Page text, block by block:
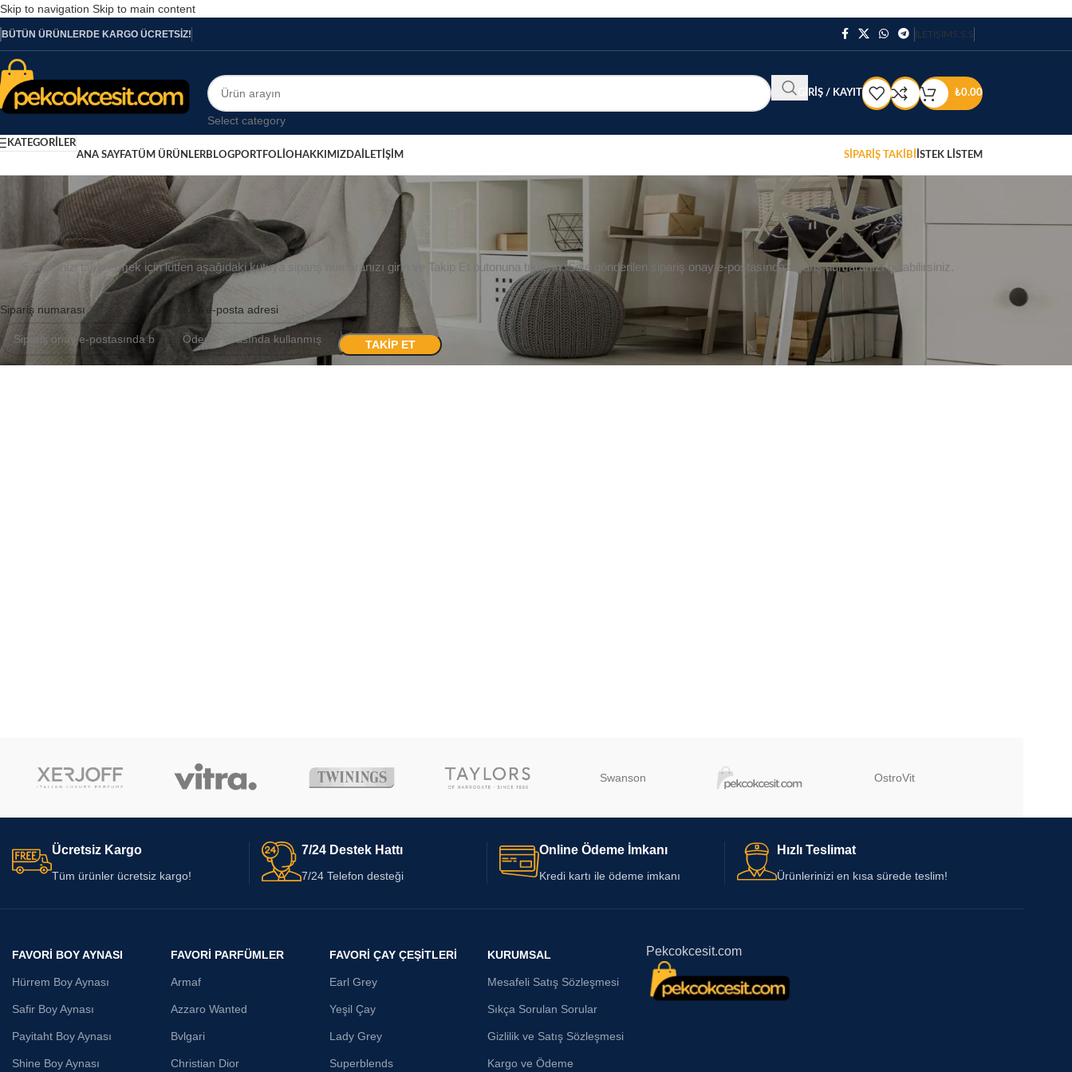
Skip to navigation Skip to main content
BÜTÜN ÜRÜNLERDE KARGO ÜCRETSİZ! İLETİŞİMS.S.S
Select category
GIRIŞ / KAYIT ₺0.00
KATEGORİLER
ANA SAYFATÜM ÜRÜNLERBLOGPORTFOLIO HAKKIMIZDA İLETİŞİM SİPARİŞ TAKİBİ İSTEK LİSTEM
Sipariş Takibi
Home/ Sipariş Takibi
Siparişinizi takip etmek için lütfen aşağıdaki kutuya sipariş numaranızı girin ve Takip Et butonuna tıklayın. Size gönderilen sipariş onay e-postasında sipariş numaranızı bulabilirsiniz.
Sipariş numarası Fatura e-posta adresi
TAKIP ET
Swanson OstroVit
Ücretsiz Kargo
Tüm ürünler ücretsiz kargo!
7/24 Destek Hattı
7/24 Telefon desteği
Online Ödeme İmkanı
Kredi kartı ile ödeme imkanı
Hızlı Teslimat
Ürünlerinizi en kısa sürede teslim!
FAVORI BOY AYNASI
Hürrem Boy Aynası
Safir Boy Aynası
Payitaht Boy Aynası
Shine Boy Aynası
FAVORI PARFÜMLER
Armaf
Azzaro Wanted
Bvlgari
Christian Dior
FAVORI ÇAY ÇEŞITLERI
Earl Grey
Yeşil Çay
Lady Grey
Superblends
KURUMSAL
Mesafeli Satış Sözleşmesi
Sıkça Sorulan Sorular
Gizlilik ve Satış Sözleşmesi
Kargo ve Ödeme
Pekcokcesit.com